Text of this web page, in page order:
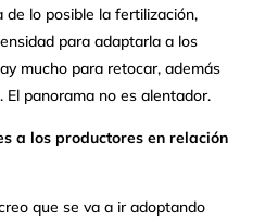
lo posible la fertilización,
para adaptarla a los
mucho para retocar, además
panorama no es alentador.
a los productores en relación
que se va a ir adoptando